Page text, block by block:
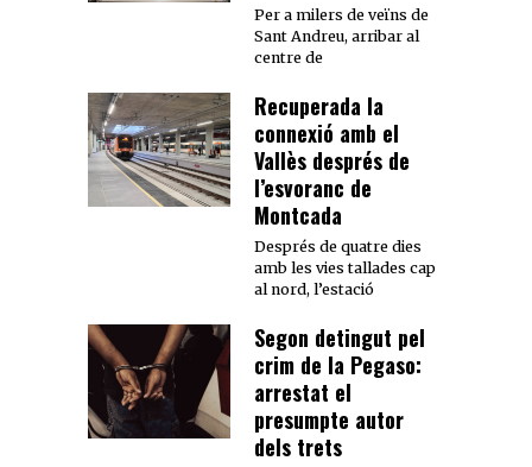
Per a milers de veïns de
Sant Andreu, arribar al
centre de
Recuperada la
connexió amb el
Vallès després de
l’esvoranc de
Montcada
Després de quatre dies
amb les vies tallades cap
al nord, l’estació
Segon detingut pel
crim de la Pegaso:
arrestat el
presumpte autor
dels trets